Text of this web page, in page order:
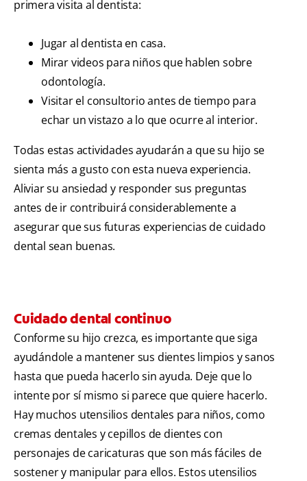
primera visita al dentista:
Jugar al dentista en casa.
Mirar videos para niños que hablen sobre
odontología.
Visitar el consultorio antes de tiempo para
echar un vistazo a lo que ocurre al interior.
Todas estas actividades ayudarán a que su hijo se
sienta más a gusto con esta nueva experiencia.
Aliviar su ansiedad y responder sus preguntas
antes de ir contribuirá considerablemente a
asegurar que sus futuras experiencias de cuidado
dental sean buenas.
Cuidado dental continuo
Conforme su hijo crezca, es importante que siga
ayudándole a mantener sus dientes limpios y sanos
hasta que pueda hacerlo sin ayuda. Deje que lo
intente por sí mismo si parece que quiere hacerlo.
Hay muchos utensilios dentales para niños, como
cremas dentales y cepillos de dientes con
personajes de caricaturas que son más fáciles de
sostener y manipular para ellos. Estos utensilios